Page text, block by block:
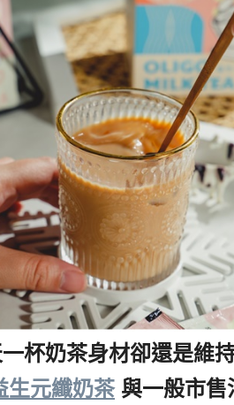
杯奶茶身材卻還是維
元纖奶茶, 與一般市售